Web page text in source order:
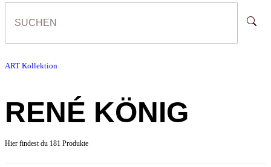
ART Kollektion
RENÉ KÖNIG
Hier findest du 181 Produkte